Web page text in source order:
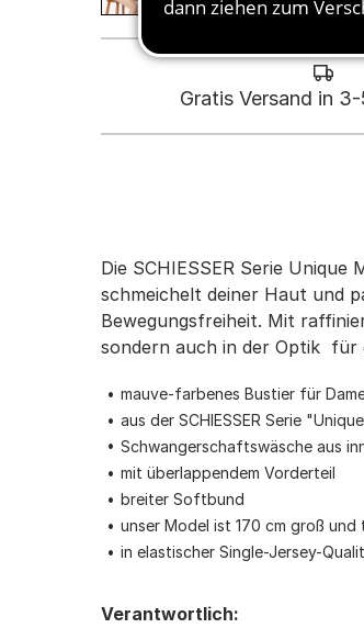
Gratis Versand in
Die SCHIESSER Serie
schmeichelt deiner Haut und
Bewegungsfreiheit. Mit
sondern auch in der Optik 
mauve-farbenes Bustier für
aus der SCHIESSER Serie
Schwangerschaftswäsche aus
mit überlappendem Vorderteil
breiter Softbund
unser Model ist 170 cm groß
in elastischer Single-Jersey-
Verantwortlich: